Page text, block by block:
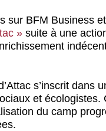
sur BFM Business
» suite à une
s’inscrit dans
et écologistes.
du camp